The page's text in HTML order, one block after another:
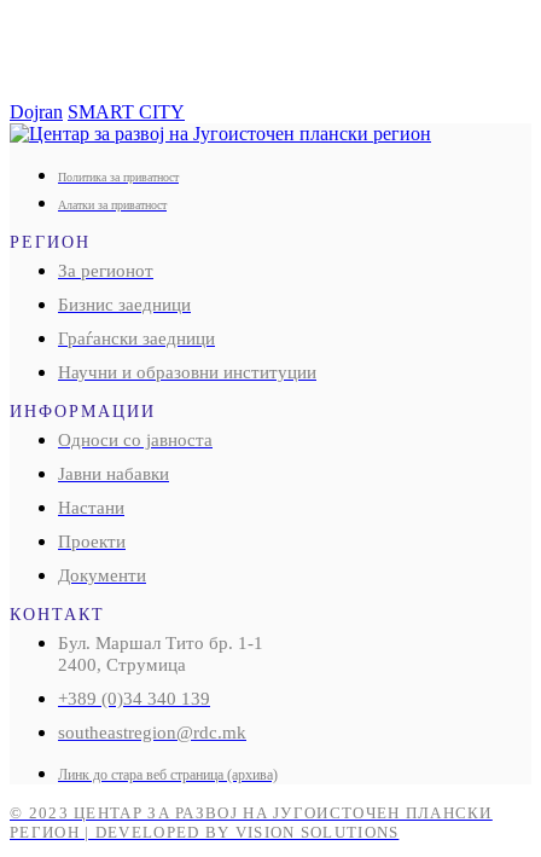
Dojran SMART CITY
Политика за приватност
Алатки за приватност
РЕГИОН
За регионот
Бизнис заедници
Граѓански заедници
Научни и образовни институции
ИНФОРМАЦИИ
Односи со јавноста
Јавни набавки
Настани
Проекти
Документи
КОНТАКТ
Бул. Маршал Тито бр. 1-1
2400, Струмица
+389 (0)34 340 139
southeastregion@rdc.mk
Линк до стара веб страница (архива)
© 2023 ЦЕНТАР ЗА РАЗВОЈ НА ЈУГОИСТОЧЕН ПЛАНСКИ
РЕГИОН | DEVELOPED BY VISION SOLUTIONS